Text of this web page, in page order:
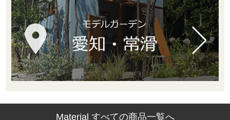
Material すべての商品一覧へ